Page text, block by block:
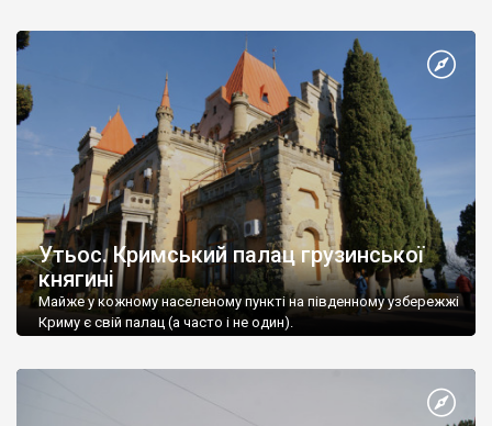
Утьос. Кримський палац грузинської
княгині
Майже у кожному населеному пункті на південному узбережжі
Криму є свій палац (а часто і не один).